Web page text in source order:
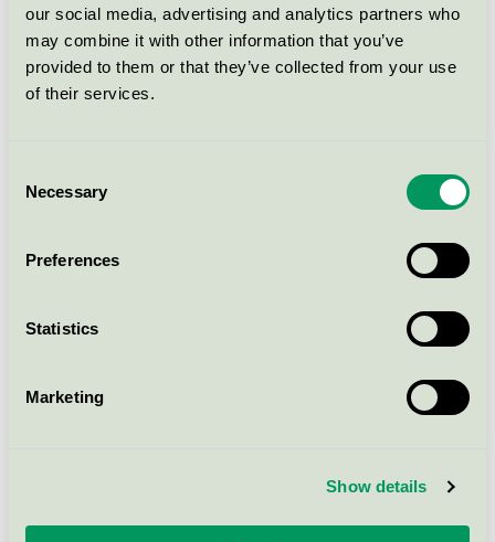
our social media, advertising and analytics partners who
may combine it with other information that you’ve
provided to them or that they’ve collected from your use
of their services.
Selection
Necessary
Preferences
Statistics
Marketing
Show details
EU Ecolabel / RAKO / Hårda golvbeläggningar
(EU Ecolabel)
Ceramic Tiles BLOCK black
matt R10/B, floor tile sintered
EU Ecolabel / RAKO / Hårda golvbeläggningar